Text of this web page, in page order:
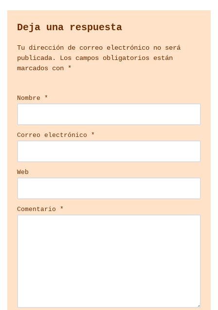
Deja una respuesta
Tu dirección de correo electrónico no será
publicada.
Los campos obligatorios están
marcados con *
Nombre *
Correo electrónico *
Web
Comentario *